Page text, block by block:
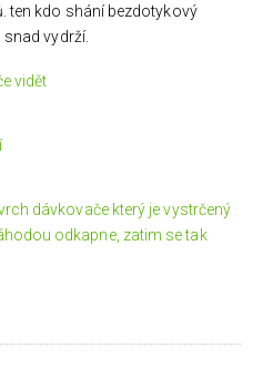
ten kdo shání bezdotykový
vydrží.
vidět
dávkovače který je vystrčený
odkapne, zatim se tak